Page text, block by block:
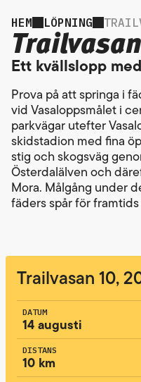
HEM LÖPNING
Ett kvällslopp
Prova på att springa i
vid Vasaloppsmålet i
parkvägar utefter
skidstadion med fina
stig och skogsväg
Österdalälven och
Mora. Målgång under
fäders spår för framtids
Trailvasan 10,
DATUM
14 augusti
DISTANS
10 km